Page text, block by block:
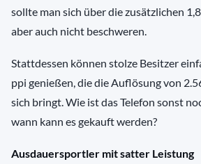
sollte man sich über die zusätzlichen
aber auch nicht beschweren.
Stattdessen können stolze Besitzer
ppi genießen, die die Auflösung von
sich bringt. Wie ist das Telefon sonst
wann kann es gekauft werden?
Ausdauersportler mit satter Leistung